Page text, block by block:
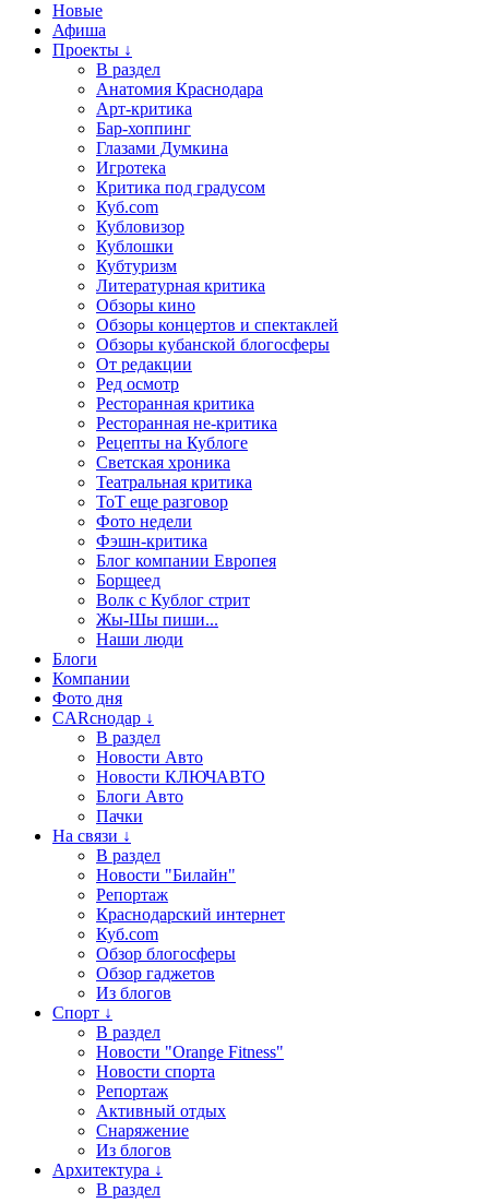
Новые
Афиша
Проекты ↓
В раздел
Анатомия Краснодара
Арт-критика
Бар-хоппинг
Глазами Думкина
Игротека
Критика под градусом
Куб.com
Кубловизор
Кублошки
Кубтуризм
Литературная критика
Обзоры кино
Обзоры концертов и спектаклей
Обзоры кубанской блогосферы
От редакции
Ред осмотр
Ресторанная критика
Ресторанная не-критика
Рецепты на Кублоге
Светская хроника
Театральная критика
ТоТ еще разговор
Фото недели
Фэшн-критика
Блог компании Европея
Борщеед
Волк с Кублог стрит
Жы-Шы пиши...
Наши люди
Блоги
Компании
Фото дня
CARснодар ↓
В раздел
Новости Авто
Новости КЛЮЧАВТО
Блоги Авто
Пачки
На связи ↓
В раздел
Новости "Билайн"
Репортаж
Краснодарский интернет
Куб.com
Обзор блогосферы
Обзор гаджетов
Из блогов
Спорт ↓
В раздел
Новости "Orange Fitness"
Новости спорта
Репортаж
Активный отдых
Снаряжение
Из блогов
Архитектура ↓
В раздел